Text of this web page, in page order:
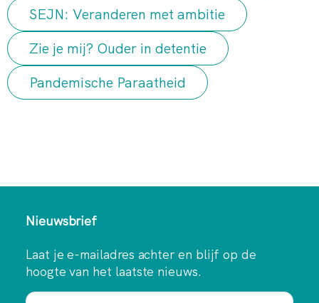
SEJN: Veranderen met ambitie
Zie je mij? Ouder in detentie
Pandemische Paraatheid
Nieuwsbrief
Laat je e-mailadres achter en blijf op de
hoogte van het laatste nieuws.